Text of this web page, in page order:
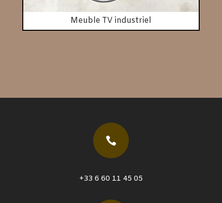
Meuble TV industriel

+33 6 60 11 45 05